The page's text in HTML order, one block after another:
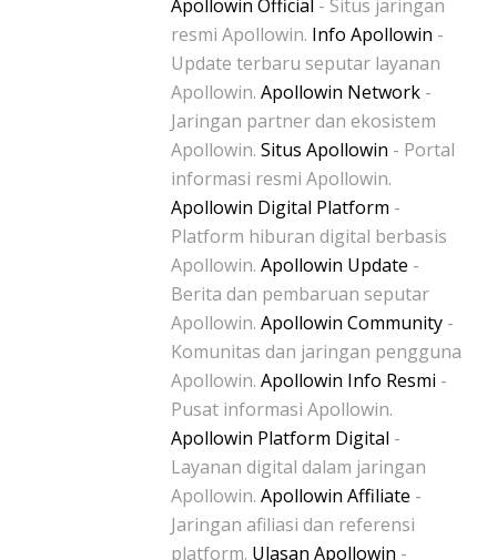
Apollowin Official - Situs jaringan
resmi Apollowin. Info Apollowin -
Update terbaru seputar layanan
Apollowin. Apollowin Network -
Jaringan partner dan ekosistem
Apollowin. Situs Apollowin - Portal
informasi resmi Apollowin.
Apollowin Digital Platform -
Platform hiburan digital berbasis
Apollowin. Apollowin Update -
Berita dan pembaruan seputar
Apollowin. Apollowin Community -
Komunitas dan jaringan pengguna
Apollowin. Apollowin Info Resmi -
Pusat informasi Apollowin.
Apollowin Platform Digital -
Layanan digital dalam jaringan
Apollowin. Apollowin Affiliate -
Jaringan afiliasi dan referensi
platform. Ulasan Apollowin -